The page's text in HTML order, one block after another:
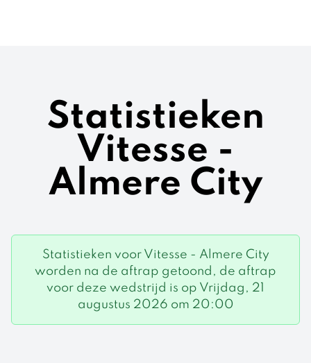
Statistieken
Vitesse -
Almere City
Statistieken voor Vitesse - Almere City
worden na de aftrap getoond, de aftrap
voor deze wedstrijd is op Vrijdag, 21
augustus 2026 om 20:00